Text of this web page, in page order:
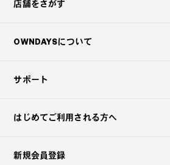
店舗をさがす
OWNDAYSについて
サポート
はじめてご利用される方へ
新規会員登録